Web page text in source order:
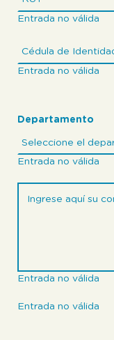
Entrada no válida
Entrada no válida
Departamento
Entrada no válida
Entrada no válida
Entrada no válida